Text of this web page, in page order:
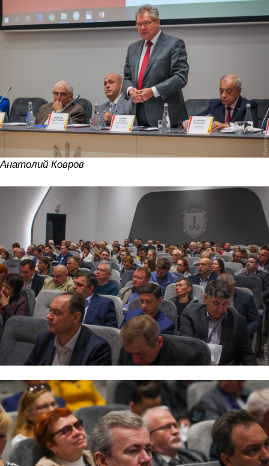
Анатолий Ковров